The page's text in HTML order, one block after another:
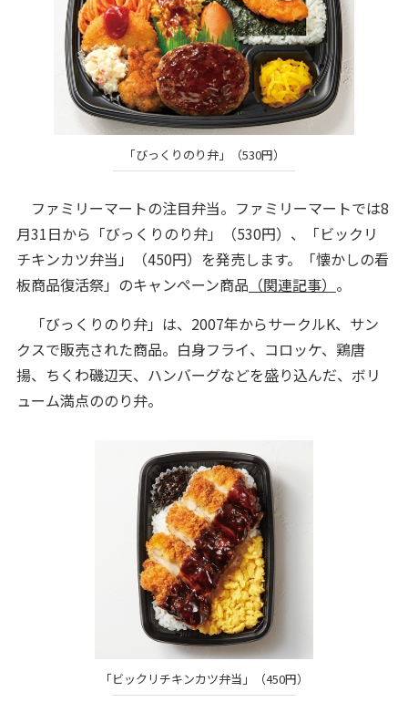
「びっくりのり弁」（530円）
ファミリーマートの注目弁当。ファミリーマートでは8
月31日から「びっくりのり弁」（530円）、「ビックリ
チキンカツ弁当」（450円）を発売します。「懐かしの看
板商品復活祭」のキャンペーン商品 （関連記事） 。
「びっくりのり弁」は、2007年からサークルK、サン
クスで販売された商品。白身フライ、コロッケ、鶏唐
揚、ちくわ磯辺天、ハンバーグなどを盛り込んだ、ボリ
ューム満点ののり弁。
「ビックリチキンカツ弁当」（450円）